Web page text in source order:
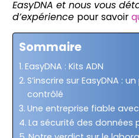
EasyDNA et nous vous
d’expérience pour savoir
Sommaire
EasyDNA : Kits ADN
S’inscrire sur EasyDNA :
contrôlé
Une entreprise fiable
La sécurité des données